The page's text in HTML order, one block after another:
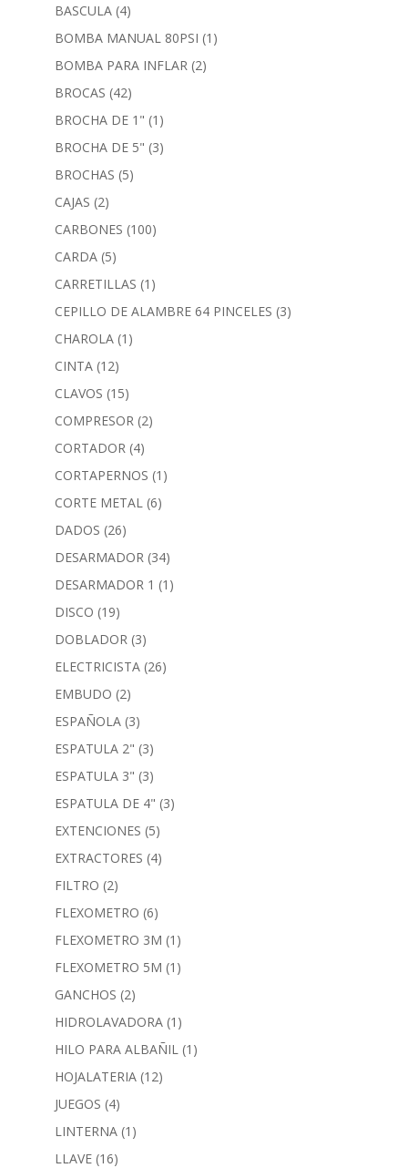
BASCULA (4)
BOMBA MANUAL 80PSI (1)
BOMBA PARA INFLAR (2)
BROCAS (42)
BROCHA DE 1" (1)
BROCHA DE 5" (3)
BROCHAS (5)
CAJAS (2)
CARBONES (100)
CARDA (5)
CARRETILLAS (1)
CEPILLO DE ALAMBRE 64 PINCELES (3)
CHAROLA (1)
CINTA (12)
CLAVOS (15)
COMPRESOR (2)
CORTADOR (4)
CORTAPERNOS (1)
CORTE METAL (6)
DADOS (26)
DESARMADOR (34)
DESARMADOR 1 (1)
DISCO (19)
DOBLADOR (3)
ELECTRICISTA (26)
EMBUDO (2)
ESPAÑOLA (3)
ESPATULA 2" (3)
ESPATULA 3" (3)
ESPATULA DE 4" (3)
EXTENCIONES (5)
EXTRACTORES (4)
FILTRO (2)
FLEXOMETRO (6)
FLEXOMETRO 3M (1)
FLEXOMETRO 5M (1)
GANCHOS (2)
HIDROLAVADORA (1)
HILO PARA ALBAÑIL (1)
HOJALATERIA (12)
JUEGOS (4)
LINTERNA (1)
LLAVE (16)